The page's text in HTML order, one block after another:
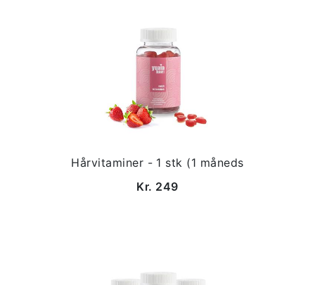
Hårvitaminer - 1 stk (1 måneds
Kr. 249